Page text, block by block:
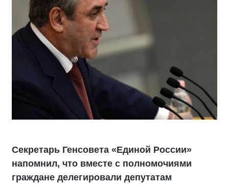
Секретарь Генсовета «Единой России»
напомнил, что вместе с полномочиями
граждане делегировали депутатам